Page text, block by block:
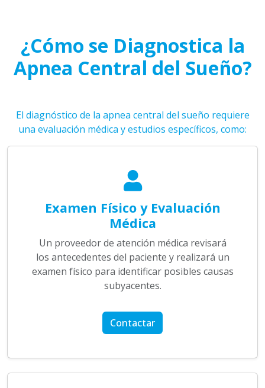
¿Cómo se Diagnostica la
Apnea Central del Sueño?
El diagnóstico de la apnea central del sueño requiere
una evaluación médica y estudios específicos, como:
Examen Físico y Evaluación
Médica
Un proveedor de atención médica revisará
los antecedentes del paciente y realizará un
examen físico para identificar posibles causas
subyacentes.
Contactar